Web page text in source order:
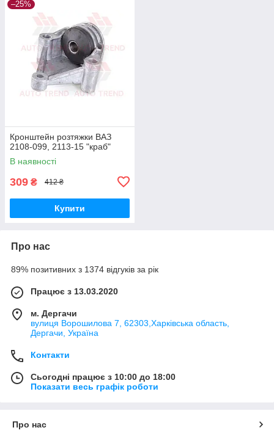
–25%
Кронштейн розтяжки ВАЗ
2108-099, 2113-15 "краб"
В наявності
309 ₴ 412 ₴
Купити
Про нас
89% позитивних з 1374 відгуків за рік
Працює з 13.03.2020
м. Дергачи
вулиця Ворошилова 7, 62303,Харківська область,
Дергачи, Україна
Контакти
Сьогодні працює з 10:00 до 18:00
Показати весь графік роботи
Про нас